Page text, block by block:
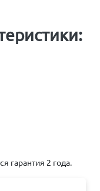
гарантия 2 года.